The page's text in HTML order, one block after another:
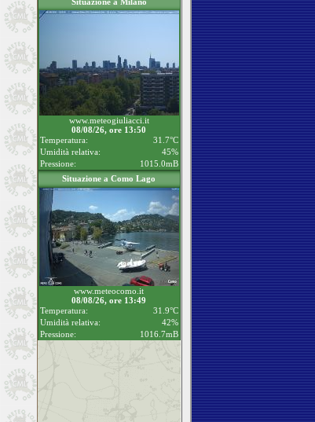
www.meteogiuliacci.it
08/08/26, ore 13:50
Temperatura:
31.7°C
Umidità relativa:
45%
Pressione:
1015.0mB
Situazione a Como Lago
www.meteocomo.it
08/08/26, ore 13:49
Temperatura:
31.9°C
Umidità relativa:
42%
Pressione:
1016.7mB